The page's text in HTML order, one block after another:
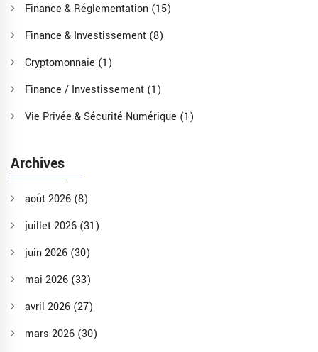
Finance & Réglementation (15)
Finance & Investissement (8)
Cryptomonnaie (1)
Finance / Investissement (1)
Vie Privée & Sécurité Numérique (1)
Archives
août 2026 (8)
juillet 2026 (31)
juin 2026 (30)
mai 2026 (33)
avril 2026 (27)
mars 2026 (30)